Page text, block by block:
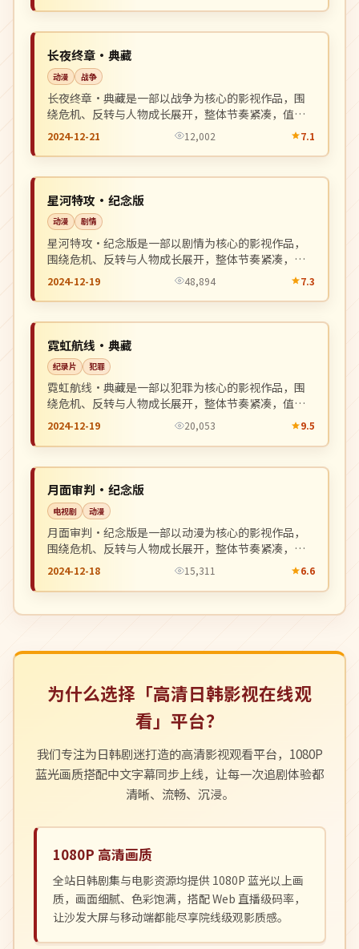
英国
长夜终章·典藏
动漫 战争
长夜终章·典藏是一部以战争为核心的影视作品，围
绕危机、反转与人物成长展开，整体节奏紧凑，值得
推荐观看。
2024-12-21 12,002 7.1
日本
星河特攻·纪念版
动漫 剧情
星河特攻·纪念版是一部以剧情为核心的影视作品，
围绕危机、反转与人物成长展开，整体节奏紧凑，值
得推荐观看。
2024-12-19 48,894 7.3
韩国
霓虹航线·典藏
纪录片 犯罪
霓虹航线·典藏是一部以犯罪为核心的影视作品，围
绕危机、反转与人物成长展开，整体节奏紧凑，值得
推荐观看。
2024-12-19 20,053 9.5
美国
月面审判·纪念版
电视剧 动漫
月面审判·纪念版是一部以动漫为核心的影视作品，
围绕危机、反转与人物成长展开，整体节奏紧凑，值
得推荐观看。
2024-12-18 15,311 6.6
为什么选择「高清日韩影视在线观
看」平台？
我们专注为日韩剧迷打造的高清影视观看平台，1080P
蓝光画质搭配中文字幕同步上线，让每一次追剧体验都
清晰、流畅、沉浸。
1080P 高清画质
全站日韩剧集与电影资源均提供 1080P 蓝光以上画
质，画面细腻、色彩饱满，搭配 Web 直播级码率，
让沙发大屏与移动端都能尽享院线级观影质感。